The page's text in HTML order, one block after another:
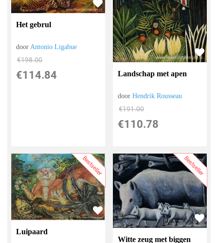
Het gebrul
door Antonio Ligabue
€198.00
€114.84 Landschap met apen
doorHendrik Rousseau
€191.00
€110.78
Bestseller
Luipaard
Bestseller
Witte zeug met biggen